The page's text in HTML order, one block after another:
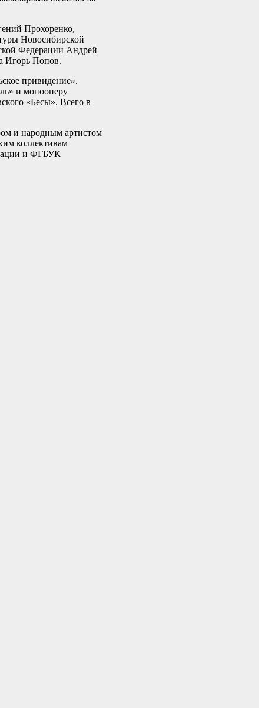
Прохоренко,
Новосибирской
Федерации Андрей
Игорь Попов.
привидение».
и монооперу
«Бесы». Всего в
и народным артистом
коллективам
и ФГБУК